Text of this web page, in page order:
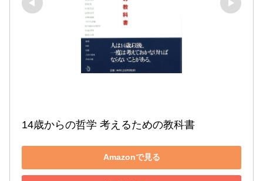
14歳からの哲学 考えるための教科書
Amazonで見る